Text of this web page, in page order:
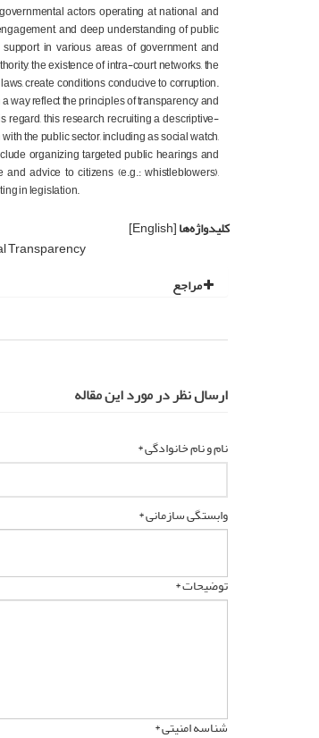
actors operating at national and
and deep understanding of public
in various areas of government and
the existence of intra-court networks, the
laws,create conditionsconducive to corruption.
way reflect the principles of transparency and
this research, recruiting a descriptive-
the public sector, including as social watch,
organizing targeted public hearings and
advice to citizens (e.g.: whistleblowers),
in legislation.
کلیدواژه‌ها[English]
Transparency
مراجع
ارسال نظر در مورد این مقاله
نام و نام خانوادگی *
وابستگی سازمانی *
توضیحات *
شناسه امنیتی *